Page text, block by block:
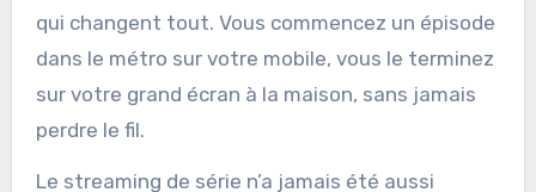
qui changent tout. Vous commencez un épisode
dans le métro sur votre mobile, vous le terminez
sur votre grand écran à la maison, sans jamais
perdre le fil.
Le streaming de série n’a jamais été aussi